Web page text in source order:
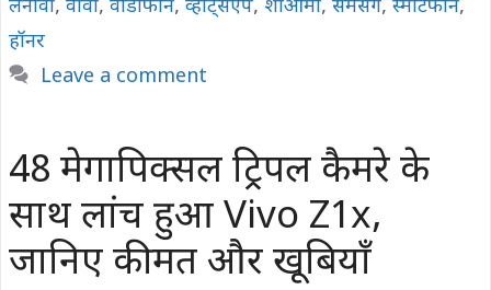
लेनोवो, वीवो, वोडाफोन, व्हाट्सएप, शाओमी, सैमसंग, स्मार्टफोन,
हॉनर
Leave a comment
48 मेगापिक्सल ट्रिपल कैमरे के
साथ लांच हुआ Vivo Z1x,
जानिए कीमत और खूबियाँ